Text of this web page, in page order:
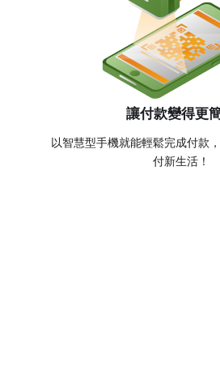
讓付款變得更
以智慧型手機就能輕鬆完成付款
付新生活！